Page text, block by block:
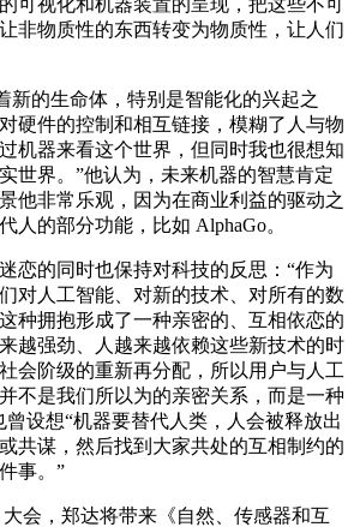
非物质性的东西转变为物质性，让人们
的生命体，特别是智能化的兴起之
硬件的控制和相互链接，模糊了人与物
机器来看这个世界，但同时我也很想知
世界。”他认为，未来机器的智慧肯定
他非常乐观，因为在商业利益的驱动之
人的部分功能，比如 AlphaGo。
的同时也保持对科技的反思：“作为
对人工智能、对新的技术、对所有的数
种拥抱形成了一种亲密的、互相依恋的
越强劲、人越来越依赖这些新技术的时
会阶级的重新再分配，所以用户与人工
不是我们所以为的亲密关系，而是一种
设想“机器要替代人类，人会被释放出
共谋，然后找到大家共处的互相制约的
事。”
，郑达将带来《自然、传感器和互